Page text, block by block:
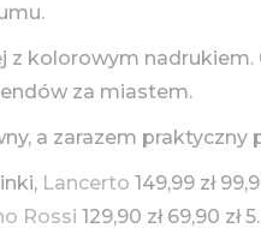
z kolorowym
za miastem.
a zarazem praktyczny
Lancerto 149,99 zł
Rossi 129,90 zł 69,90 zł